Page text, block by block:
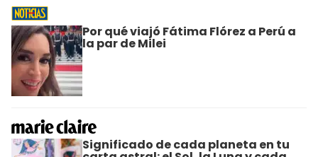
Por qué viajó Fátima Flórez a Perú a
la par de Milei
Significado de cada planeta en tu